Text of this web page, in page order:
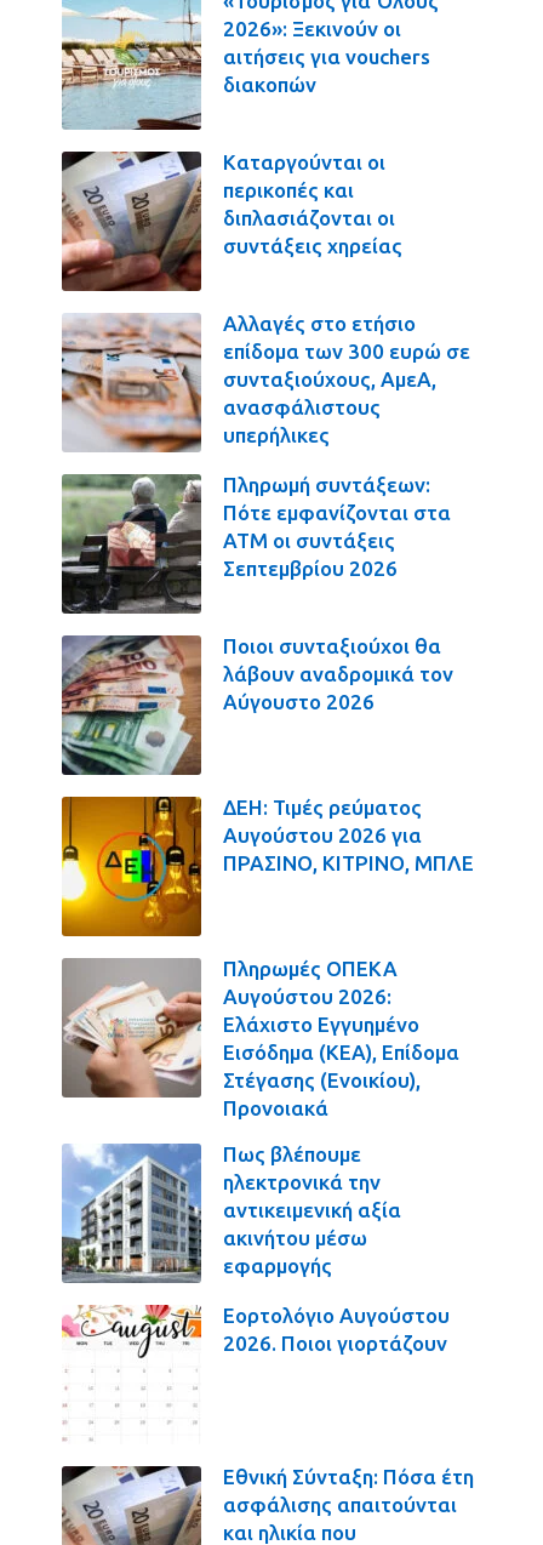
2026»: Ξεκινούν οι
αιτήσεις για vouchers
διακοπών
Καταργούνται οι
περικοπές και
διπλασιάζονται οι
συντάξεις χηρείας
Αλλαγές στο ετήσιο
επίδομα των 300 ευρώ σε
συνταξιούχους, ΑμεΑ,
ανασφάλιστους
υπερήλικες
Πληρωμή συντάξεων:
Πότε εμφανίζονται στα
ΑΤΜ οι συντάξεις
Σεπτεμβρίου 2026
Ποιοι συνταξιούχοι θα
λάβουν αναδρομικά τον
Αύγουστο 2026
ΔΕΗ: Τιμές ρεύματος
Αυγούστου 2026 για
ΠΡΑΣΙΝΟ, ΚΙΤΡΙΝΟ, ΜΠΛΕ
Πληρωμές ΟΠΕΚΑ
Αυγούστου 2026:
Ελάχιστο Εγγυημένο
Εισόδημα (ΚΕΑ), Επίδομα
Στέγασης (Ενοικίου),
Προνοιακά
Πως βλέπουμε
ηλεκτρονικά την
αντικειμενική αξία
ακινήτου μέσω
εφαρμογής
Εορτολόγιο Αυγούστου
2026. Ποιοι γιορτάζουν
Εθνική Σύνταξη: Πόσα έτη
ασφάλισης απαιτούνται
και ηλικία που